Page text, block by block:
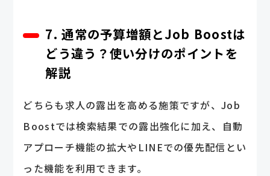
7. 通常の予算増額とJob Boostは
どう違う？使い分けのポイントを
解説
どちらも求人の露出を高める施策ですが、Job
Boostでは検索結果での露出強化に加え、自動
アプローチ機能の拡大やLINEでの優先配信とい
った機能を利用できます。